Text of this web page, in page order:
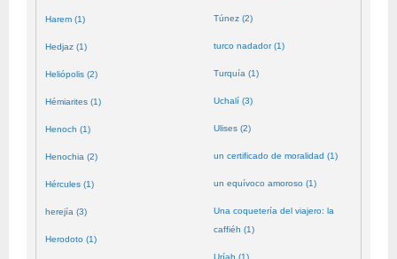
Harem (1)
Hedjaz (1)
Heliópolis (2)
Hémiarites (1)
Henoch (1)
Henochia (2)
Hércules (1)
herejía (3)
Herodoto (1)
Túnez (2)
turco nadador (1)
Turquía (1)
Uchalí (3)
Ulises (2)
un certificado de moralidad (1)
un equívoco amoroso (1)
Una coquetería del viajero: la
caffiéh (1)
Uríah (1)